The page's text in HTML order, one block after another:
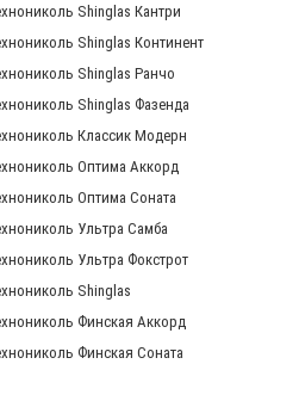
Shinglas Кантри
Shinglas Континент
Shinglas Ранчо
Shinglas Фазенда
Классик Модерн
Оптима Аккорд
Оптима Соната
Ультра Самба
Ультра Фокстрот
Shinglas
Финская Аккорд
Финская Соната